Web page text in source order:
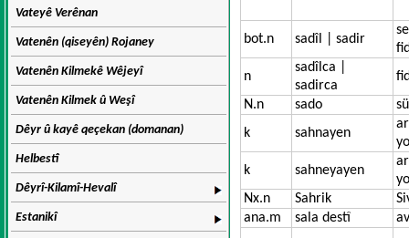
Vateyê Verênan
Vatenên (qiseyên) Rojaney
Vatenên Kilmekê Wêjeyî
Vatenên Kilmek û Weşî
Dêyr û kayê qeçekan (domanan)
Helbestî
Dêyrî-Kilamî-Hevalî
Estanikî
bot.n sadîl | sadir
n
sadîlca |
sadirca
N.n
sado
k
sahnayen
k
sahneyayen
Nx.n
Sahrik
ana.m
sala destî